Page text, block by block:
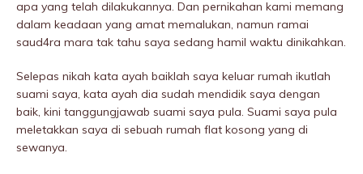
apa yang telah dilakukannya. Dan pernikahan kami memang
dalam keadaan yang amat memalukan, namun ramai
saud4ra mara tak tahu saya sedang hamil waktu dinikahkan.
Selepas nikah kata ayah baiklah saya keluar rumah ikutlah
suami saya, kata ayah dia sudah mendidik saya dengan
baik, kini tanggungjawab suami saya pula. Suami saya pula
meletakkan saya di sebuah rumah flat kosong yang di
sewanya.